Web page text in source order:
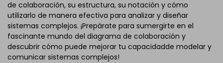
de colaboración, su estructura, su notación y cómo
utilizarlo de manera efectiva para analizar y diseñar
sistemas complejos. ¡Prepárate para sumergirte en el
fascinante mundo del diagrama de colaboración y
descubrir cómo puede mejorar tu capacidadde modelar y
comunicar sistemas complejos!